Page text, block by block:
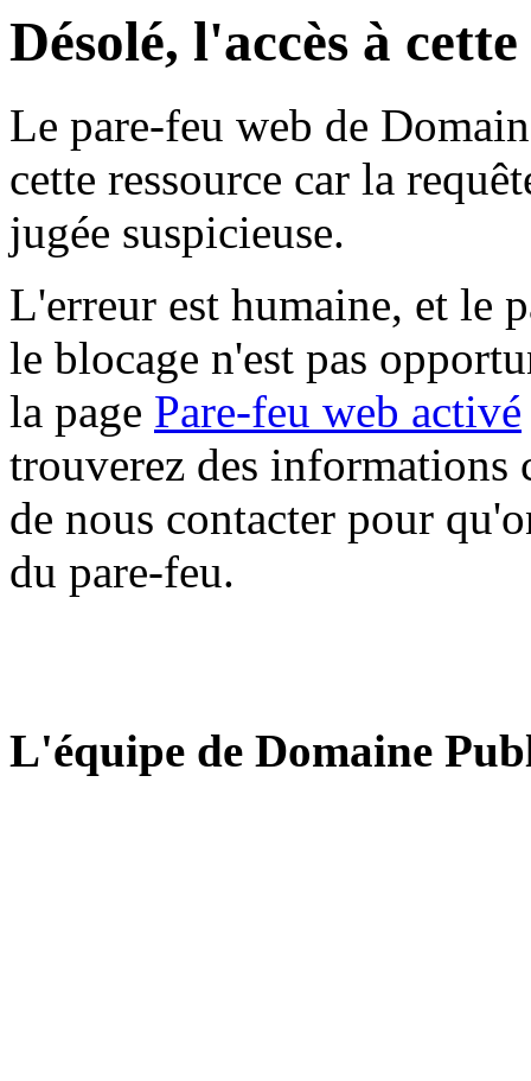
Désolé, l'accès à
Le pare-feu web de
cette ressource car la
jugée suspicieuse.
L'erreur est humaine, et le
le blocage n'est pas
la page Pare-feu web activé
trouverez des informations
de nous contacter pour
du pare-feu.
L'équipe de Domaine